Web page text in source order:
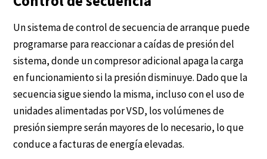
Un sistema de control de secuencia de arranque puede
programarse para reaccionar a caídas de presión del
sistema, donde un compresor adicional apaga la carga
en funcionamiento si la presión disminuye. Dado que la
secuencia sigue siendo la misma, incluso con el uso de
unidades alimentadas por VSD, los volúmenes de
presión siempre serán mayores de lo necesario, lo que
conduce a facturas de energía elevadas.